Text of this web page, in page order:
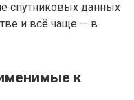
спутниковых данных
и всё чаще — в
к